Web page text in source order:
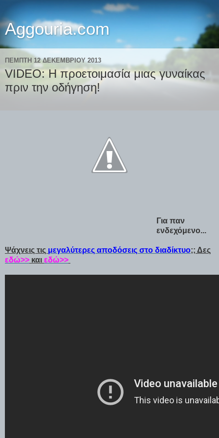
Aggouria.com
ΠΈΜΠΤΗ 12 ΔΕΚΕΜΒΡΊΟΥ 2013
VIDEO: Η προετοιμασία μιας γυναίκας
πριν την οδήγηση!
Για παν
ενδεχόμενο...
Ψάχνεις τις μεγαλύτερες αποδόσεις στο διαδίκτυο;; Δες
εδώ>> και εδώ>>